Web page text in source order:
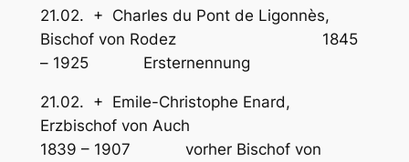
21.02. + Charles du Pont de Ligonnès,
Bischof von Rodez 1845
– 1925 Ersternennung
21.02. + Emile-Christophe Enard,
Erzbischof von Auch
1839 – 1907 vorher Bischof von